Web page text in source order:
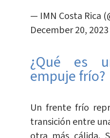
— IMN Costa Rica
December 20, 2023
¿Qué es
empuje frío?
Un frente frío
transición entre